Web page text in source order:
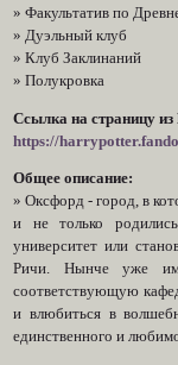
» Факультатив по
» Дуэльный клуб
» Клуб Заклинаний
» Полукровка
Ссылка на страницу
https://
Общее описание:
» Оксфорд - город, в
и не только
университет или
Ричи. Нынче уже
соответствующую
и влюбиться в
единственного и